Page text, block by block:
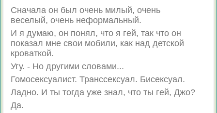
Сначала он был очень милый, очень
веселый, очень неформальный.
И я думаю, он понял, что я гей, так что он
показал мне свои мобили, как над детской
кроваткой.
Угу. - Но другими словами...
Гомосексуалист. Транссексуал. Бисексуал.
Ладно. И ты тогда уже знал, что ты гей, Джо?
Да.